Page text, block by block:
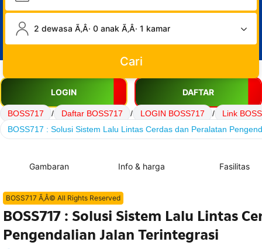
2 dewasa Ã‚Â· 0 anak Ã‚Â· 1 kamar
Cari
LOGIN DAFTAR
BOSS717 / Daftar BOSS717 / LOGIN BOSS717 /
Link
BOSS717 : Solusi Sistem Lalu Lintas Cerdas dan Peralatan
Gambaran Info & harga Fasilitas
BOSS717 Ã‚Â© All Rights Reserved
BOSS717 : Solusi Sistem Lalu Lintas
Pengendalian Jalan Terintegrasi